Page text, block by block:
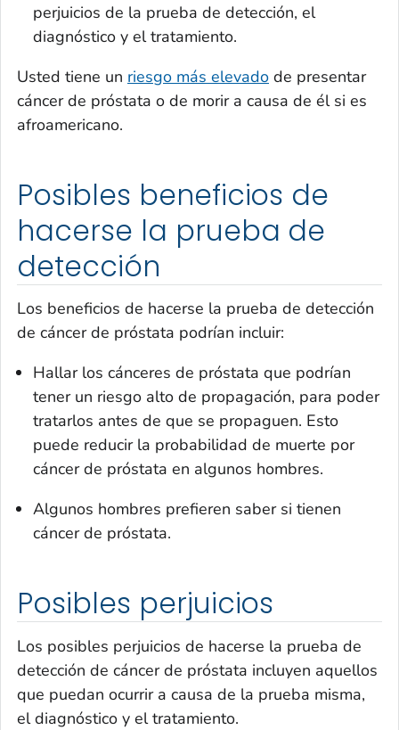
perjuicios de la prueba de detección, el
diagnóstico y el tratamiento.
Usted tiene un riesgo más elevado de presentar
cáncer de próstata o de morir a causa de él si es
afroamericano.
Posibles beneficios de
hacerse la prueba de
detección
Los beneficios de hacerse la prueba de detección
de cáncer de próstata podrían incluir:
Hallar los cánceres de próstata que podrían
tener un riesgo alto de propagación, para poder
tratarlos antes de que se propaguen. Esto
puede reducir la probabilidad de muerte por
cáncer de próstata en algunos hombres.
Algunos hombres prefieren saber si tienen
cáncer de próstata.
Posibles perjuicios
Los posibles perjuicios de hacerse la prueba de
detección de cáncer de próstata incluyen aquellos
que puedan ocurrir a causa de la prueba misma,
el diagnóstico y el tratamiento.